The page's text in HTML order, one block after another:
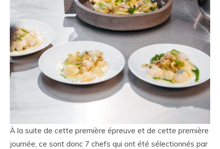
À la suite de cette première épreuve et de cette première
journée, ce sont donc 7 chefs qui ont été sélectionnés par